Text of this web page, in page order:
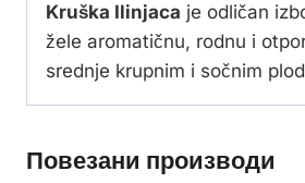
Kruška Ilinjaca je odličan
žele aromatičnu, rodnu i
srednje krupnim i sočnim
Повезани производи